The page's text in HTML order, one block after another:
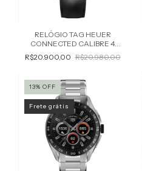
RELÓGIO TAG HEUER
CONNECTED CALIBRE 4
MASCULINO SBR8010.BC6608
R$20.900,00 R$20.980,00
13% OFF
Frete grátis